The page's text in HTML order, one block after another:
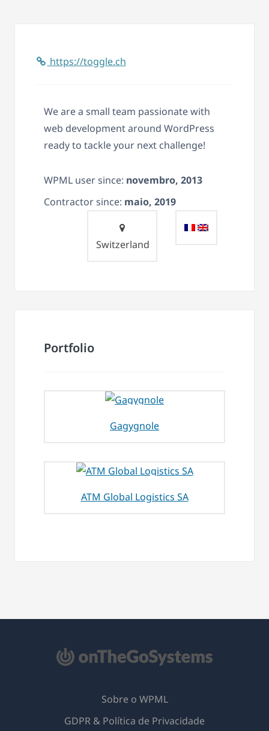
https://toggle.ch
We are a small team passionate with
web development around WordPress
ready to tackle your next challenge!
WPML user since: novembro, 2013
Contractor since: maio, 2019
Switzerland
Portfolio
Gagygnole
ATM Global Logistics SA
Sobre o WPML
GDPR & Política de Privacidade